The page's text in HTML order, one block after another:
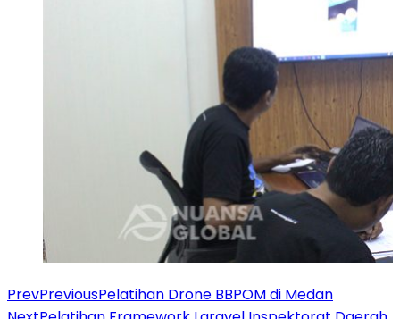
PrevPreviousPelatihan Drone BBPOM di Medan